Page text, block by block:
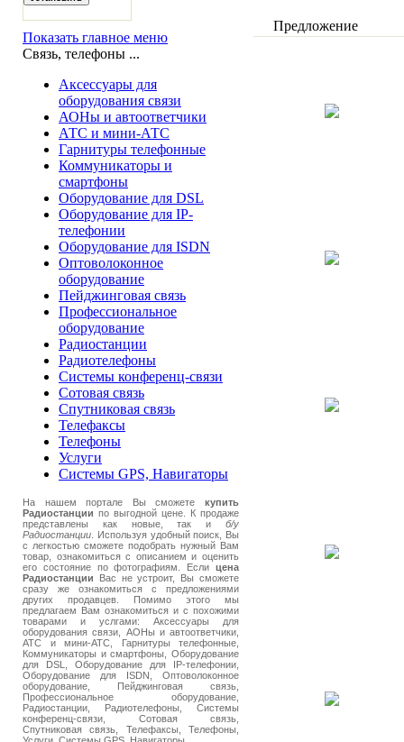
Показать главное меню
Связь, телефоны ...
Аксессуары для
оборудования связи
АОНы и автоответчики
АТС и мини-АТС
Гарнитуры телефонные
Коммуникаторы и
смартфоны
Оборудование для DSL
Оборудование для IP-
телефонии
Оборудование для ISDN
Оптоволоконное
оборудование
Пейджинговая связь
Профессиональное
оборудование
Радиостанции
Радиотелефоны
Системы конференц-связи
Сотовая связь
Спутниковая связь
Телефаксы
Телефоны
Услуги
Системы GPS, Навигаторы
На нашем портале Вы сможете купить
Радиостанции по выгодной цене. К продаже
представлены как новые, так и б/у
Радиостанции . Используя удобный поиск, Вы
с легкостью сможете подобрать нужный Вам
товар, ознакомиться с описанием и оценить
его состояние по фотографиям. Если цена
Радиостанции Вас не устроит, Вы сможете
сразу же ознакомиться с предложениями
других продавцев. Помимо этого мы
предлагаем Вам ознакомиться и с похожими
товарами и услгами: Аксессуары для
оборудования связи, АОНы и автоответчики,
АТС и мини-АТС, Гарнитуры телефонные,
Коммуникаторы и смартфоны, Оборудование
для DSL, Оборудование для IP-телефонии,
Оборудование для ISDN, Оптоволоконное
оборудование, Пейджинговая связь,
Профессиональное оборудование,
Радиостанции, Радиотелефоны, Системы
конференц-связи, Сотовая связь,
Спутниковая связь, Телефаксы, Телефоны,
Предложение